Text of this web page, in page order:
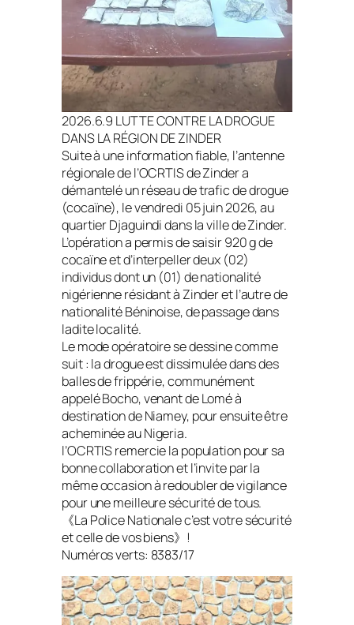
2026.6.9 LUTTE CONTRE LA DROGUE
DANS LA RÉGION DE ZINDER
Suite à une information fiable, l’antenne
régionale de l’OCRTIS de Zinder a
démantelé un réseau de trafic de drogue
(cocaïne), le vendredi 05 juin 2026, au
quartier Djaguindi dans la ville de Zinder.
L’opération a permis de saisir 920 g de
cocaïne et d’interpeller deux (02)
individus dont un (01) de nationalité
nigérienne résidant à Zinder et l’autre de
nationalité Béninoise, de passage dans
ladite localité.
Le mode opératoire se dessine comme
suit : la drogue est dissimulée dans des
balles de frippérie, communément
appelé Bocho, venant de Lomé à
destination de Niamey, pour ensuite être
acheminée au Nigeria.
l’OCRTIS remercie la population pour sa
bonne collaboration et l’invite par la
même occasion à redoubler de vigilance
pour une meilleure sécurité de tous.
《La Police Nationale c’est votre sécurité
et celle de vos biens》!
Numéros verts: 8383/17